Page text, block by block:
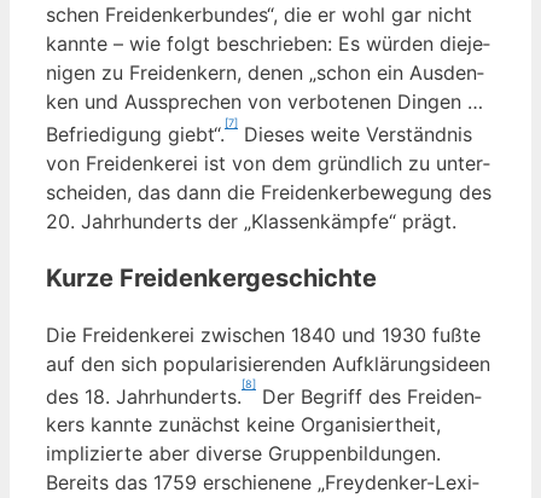
schen Frei­den­ker­bun­des“, die er wohl gar nicht
kann­te – wie folgt beschrie­ben: Es wür­den die­je­
ni­gen zu Frei­den­kern, denen „schon ein Aus­den­
ken und Aus­spre­chen von ver­bo­te­nen Din­gen …
Befrie­di­gung gie­bt“.
[7]
Die­ses wei­te Ver­ständ­nis
von Frei­den­ke­rei ist von dem gründ­lich zu unter­
schei­den, das dann die Frei­den­ker­be­we­gung des
20. Jahr­hun­derts der „Klas­sen­kämp­fe“ prägt.
Kurze Freidenkergeschichte
Die Frei­den­ke­rei zwi­schen 1840 und 1930 fuß­te
auf den sich popu­la­ri­sie­ren­den Auf­klä­rungs­ideen
des 18. Jahr­hun­derts.
[8]
Der Begriff des Frei­den­
kers kann­te zunächst kei­ne Orga­ni­siert­heit,
impli­zier­te aber diver­se Grup­pen­bil­dun­gen.
Bereits das 1759 erschie­ne­ne „Frey­den­ker-Lexi­